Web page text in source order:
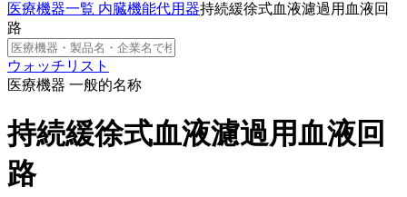
医療機器一覧 内臓機能代用器持続緩徐式血液濾過用血液回
路
ウォッチリスト
医療機器 一般的名称
持続緩徐式血液濾過用血液回
路